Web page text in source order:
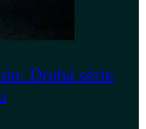
Druhá série